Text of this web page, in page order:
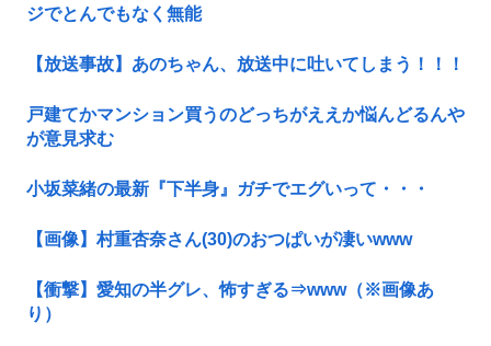
ジでとんでもなく無能
【放送事故】あのちゃん、放送中に吐いてしまう！！！
戸建てかマンション買うのどっちがええか悩んどるんや
が意見求む
小坂菜緒の最新『下半身』ガチでエグいって・・・
【画像】村重杏奈さん(30)のおつぱいが凄いwww
【衝撃】愛知の半グレ、怖すぎる⇒www（※画像あ
り）